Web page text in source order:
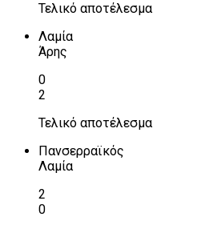
Τελικό αποτέλεσμα
Λαμία
Άρης
0
2
Τελικό αποτέλεσμα
Πανσερραϊκός
Λαμία
2
0